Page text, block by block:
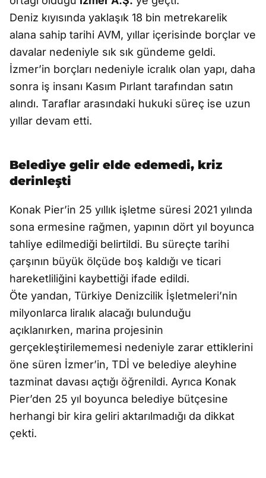
Deniz kıyısında yaklaşık 18 bin metrekarelik
alana sahip tarihi AVM, yıllar içerisinde borçlar ve
davalar nedeniyle sık sık gündeme geldi.
İzmer’in borçları nedeniyle icralık olan yapı, daha
sonra iş insanı Kasım Pırlant tarafından satın
alındı. Taraflar arasındaki hukuki süreç ise uzun
yıllar devam etti.
Belediye gelir elde edemedi, kriz
derinleşti
Konak Pier’in 25 yıllık işletme süresi 2021 yılında
sona ermesine rağmen, yapının dört yıl boyunca
tahliye edilmediği belirtildi. Bu süreçte tarihi
çarşının büyük ölçüde boş kaldığı ve ticari
hareketliliğini kaybettiği ifade edildi.
Öte yandan, Türkiye Denizcilik İşletmeleri’nin
milyonlarca liralık alacağı bulunduğu
açıklanırken, marina projesinin
gerçekleştirilememesi nedeniyle zarar ettiklerini
öne süren İzmer’in, TDİ ve belediye aleyhine
tazminat davası açtığı öğrenildi. Ayrıca Konak
Pier’den 25 yıl boyunca belediye bütçesine
herhangi bir kira geliri aktarılmadığı da dikkat
çekti.